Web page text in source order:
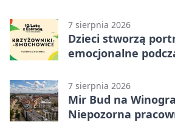
7 sierpnia 2026
Dzieci stworzą
emocjonalne
7 sierpnia 2026
Mir Bud na
Niepozorna